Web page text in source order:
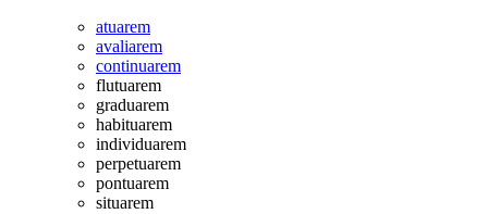
atuarem
avaliarem
continuarem
flutuarem
graduarem
habituarem
individuarem
perpetuarem
pontuarem
situarem